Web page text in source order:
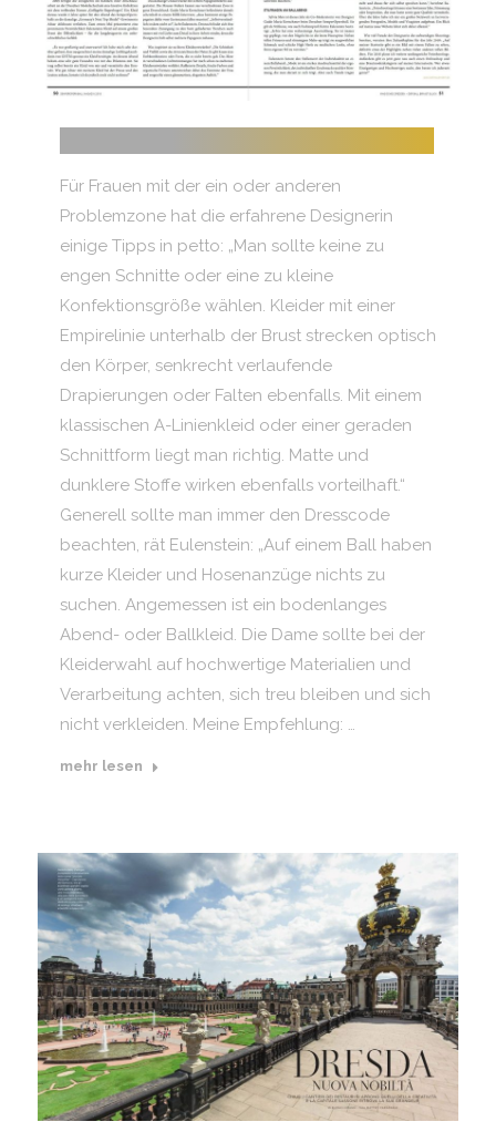
Für Frauen mit der ein oder anderen
Problemzone hat die erfahrene Designerin
einige Tipps in petto: „Man sollte keine zu
engen Schnitte oder eine zu kleine
Konfektionsgröße wählen. Kleider mit einer
Empirelinie unterhalb der Brust strecken optisch
den Körper, senkrecht verlaufende
Drapierungen oder Falten ebenfalls. Mit einem
klassischen A-Linienkleid oder einer geraden
Schnittform liegt man richtig. Matte und
dunklere Stoffe wirken ebenfalls vorteilhaft.“
Generell sollte man immer den Dresscode
beachten, rät Eulenstein: „Auf einem Ball haben
kurze Kleider und Hosenanzüge nichts zu
suchen. Angemessen ist ein bodenlanges
Abend- oder Ballkleid. Die Dame sollte bei der
Kleiderwahl auf hochwertige Materialien und
Verarbeitung achten, sich treu bleiben und sich
nicht verkleiden. Meine Empfehlung: …
mehr lesen